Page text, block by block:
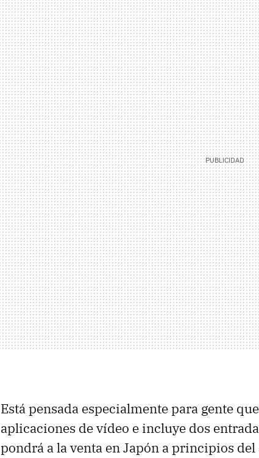
Está pensada especialmente para gente
aplicaciones de vídeo e incluye dos
pondrá a la venta en Japón a principios